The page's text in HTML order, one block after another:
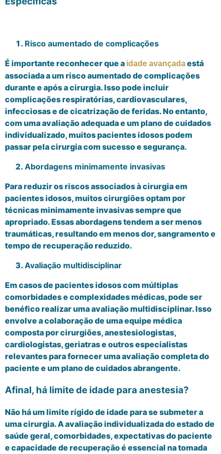
Risco aumentado de complicações
É importante reconhecer que a idade avançadaestá
associada a um risco aumentado de complicações
durante e após a cirurgia. Isso pode incluir
complicações respiratórias, cardiovasculares,
infecciosas e de cicatrização de feridas. No entanto,
com uma avaliação adequada e um plano de cuidados
individualizado, muitos pacientes idosos podem
passar pela cirurgia com sucesso e segurança.
Abordagens minimamente invasivas
Para reduzir os riscos associados à cirurgia em
pacientes idosos, muitos cirurgiões optam por
técnicas minimamente invasivas sempre que
apropriado. Essas abordagens tendem a ser menos
traumáticas, resultando em menos dor, sangramento e
tempo de recuperação reduzido.
Avaliação multidisciplinar
Em casos de pacientes idosos com múltiplas
comorbidades e complexidades médicas, pode ser
benéfico realizar uma avaliação multidisciplinar. Isso
envolve a colaboração de uma equipe médica
composta por cirurgiões, anestesiologistas,
cardiologistas, geriatras e outros especialistas
relevantes para fornecer uma avaliação completa do
paciente e um plano de cuidados abrangente.
Afinal, há limite de idade para anestesia?
Não há um limite rígido de idade para se submeter a
uma cirurgia. A avaliação individualizada do estado de
saúde geral, comorbidades, expectativas do paciente
e capacidade de recuperação é essencial na tomada